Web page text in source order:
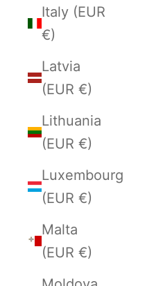
Italy (EUR
€)
Latvia
(EUR €)
Lithuania
(EUR €)
Luxembourg
(EUR €)
Malta
(EUR €)